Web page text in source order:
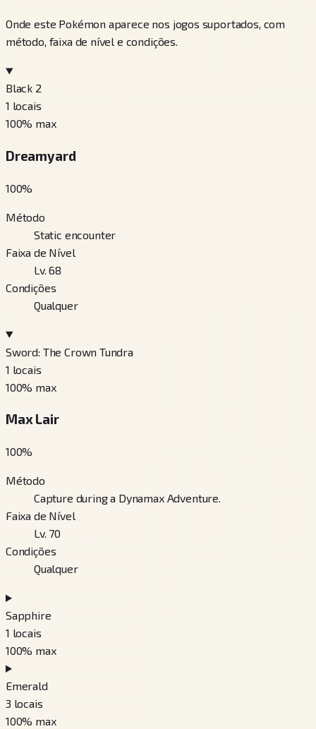
Onde este Pokémon aparece nos jogos suportados, com
método, faixa de nível e condições.
Black 2
1 locais
100% max
Dreamyard
100%
Método
Static encounter
Faixa de Nível
Lv. 68
Condições
Qualquer
Sword: The Crown Tundra
1 locais
100% max
Max Lair
100%
Método
Capture during a Dynamax Adventure.
Faixa de Nível
Lv. 70
Condições
Qualquer
Sapphire
1 locais
100% max
Emerald
3 locais
100% max